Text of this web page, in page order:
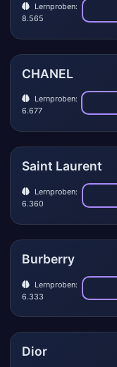
Lernproben:
8.565
CHANEL
Lernproben:
6.677
Saint Laurent
Lernproben:
6.360
Burberry
Lernproben:
6.333
Dior